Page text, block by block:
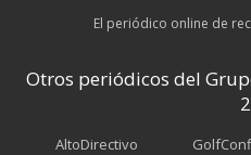
El periódico online de
Otros periódicos del
AltoDirectivo